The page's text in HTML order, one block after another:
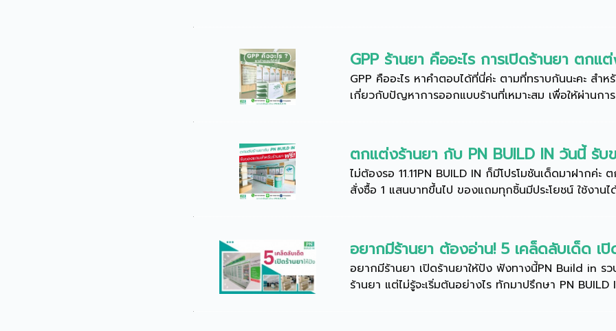
GPP ร้านยา คืออะไร การเปิดร้านยา ตก
GPP คืออะไร หาคำตอบได้ที่นี่ค่ะ ตามที่ทราบกันนะคะ
เกี่ยวกับปัญหาการออกแบบร้านที่เหมาะสม เพื่อให้ผ่านก
ตกแต่งร้านยา กับ PN BUILD IN วันนี้ รับ
ไม่ต้องรอ 11.11PN BUILD IN ก็มีโปรโมชันเด็ดมาฝาก
สั่งซื้อ 1 แสนบาทขึ้นไป ของแถมทุกชิ้นมีประโยชน์ ใช้งาน
อยากมีร้านยา ต้องอ่าน! 5 เคล็ดลับเด็ด เปิ
อยากมีร้านยา เปิดร้านยาให้ปัง ฟังทางนี้PN Build in ร
ร้านยา แต่ไม่รู้จะเริ่มต้นอย่างไร ทักมาปรึกษา PN BUILD